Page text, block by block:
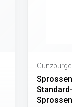
Sprossen